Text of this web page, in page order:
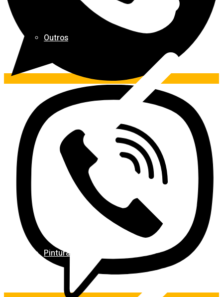
Outros
Pintura